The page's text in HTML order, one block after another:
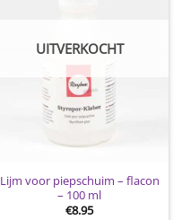
UITVERKOCHT
Lijm voor piepschuim – flacon
– 100 ml
€8.95